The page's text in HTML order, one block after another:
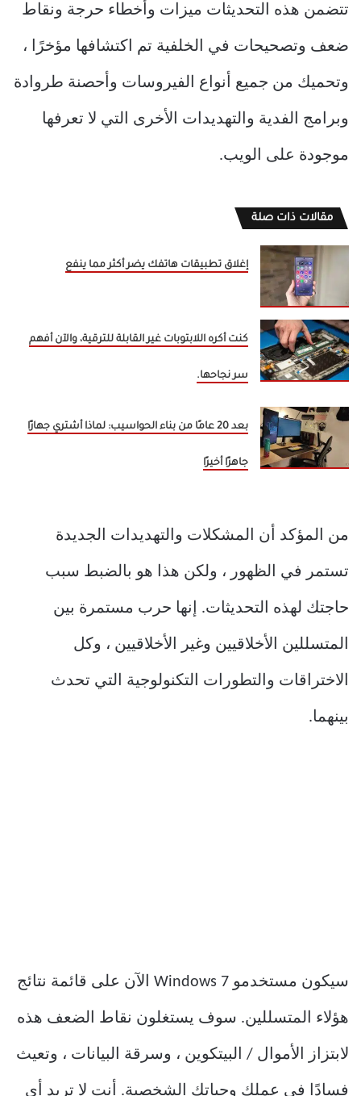
تتضمن هذه التحديثات ميزات وأخطاء حرجة ونقاط
ضعف وتصحيحات في الخلفية تم اكتشافها مؤخرًا ،
وتحميك من جميع أنواع الفيروسات وأحصنة طروادة
وبرامج الفدية والتهديدات الأخرى التي لا تعرفها
موجودة على الويب.
مقالات ذات صلة
إغلاق تطبيقات هاتفك يضر أكثر مما ينفع
كنت أكره اللابتوبات غير القابلة للترقية، والآن أفهم
سر نجاحها.
بعد 20 عامًا من بناء الحواسيب: لماذا أشتري جهازًا
جاهزًا أخيرًا
من المؤكد أن المشكلات والتهديدات الجديدة
تستمر في الظهور ، ولكن هذا هو بالضبط سبب
حاجتك لهذه التحديثات. إنها حرب مستمرة بين
المتسللين الأخلاقيين وغير الأخلاقيين ، وكل
الاختراقات والتطورات التكنولوجية التي تحدث
بينهما.
سيكون مستخدمو Windows 7 الآن على قائمة نتائج
هؤلاء المتسللين. سوف يستغلون نقاط الضعف هذه
لابتزاز الأموال / البيتكوين ، وسرقة البيانات ، وتعيث
فسادًا في عملك وحياتك الشخصية. أنت لا تريد أي